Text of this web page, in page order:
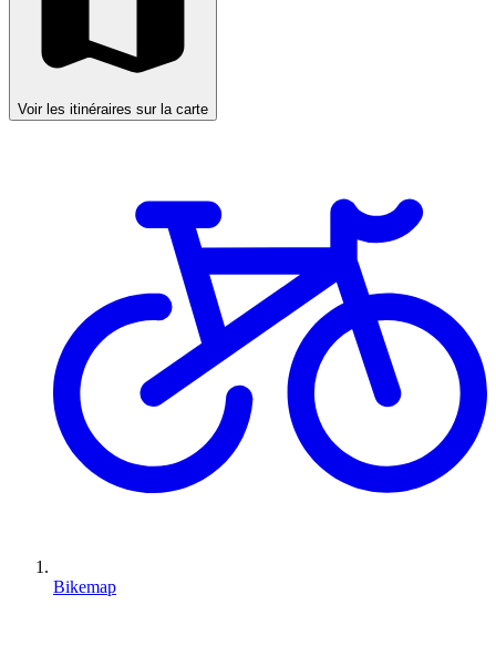
Voir les itinéraires sur la carte
Bikemap